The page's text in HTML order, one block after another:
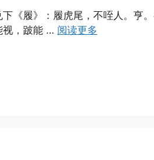
下《履》：履虎尾，不咥人。亨
视，跛能 … 阅读更多